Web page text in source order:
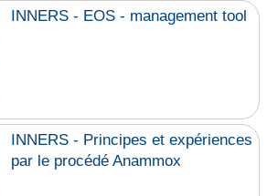
INNERS - EOS - management tool
INNERS - Principes et expériences
par le procédé Anammox